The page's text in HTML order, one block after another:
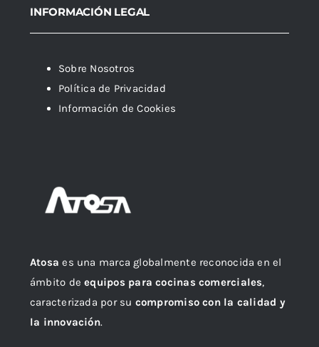
Atosa es una marca globalmente reconocida en el
ámbito deequipos para cocinas comerciales,
caracterizada por su compromiso con la calidad y
la innovación.
INFORMACIÓN LEGAL
Sobre Nosotros
Política de Privacidad
Información de Cookies